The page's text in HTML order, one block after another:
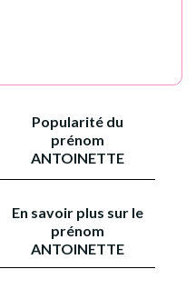
Popularité du
prénom
ANTOINETTE
En savoir plus sur le
prénom
ANTOINETTE